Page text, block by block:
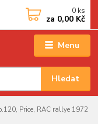
Menu
Hledat
0 ks
za 0,00 Kč
Price, RAC rallye 1972